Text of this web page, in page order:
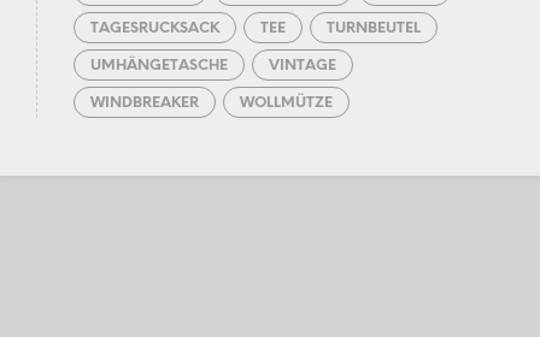
TAGESRUCKSACK TEE TURNBEUTEL
UMHÄNGETASCHE VINTAGE
WINDBREAKER WOLLMÜTZE